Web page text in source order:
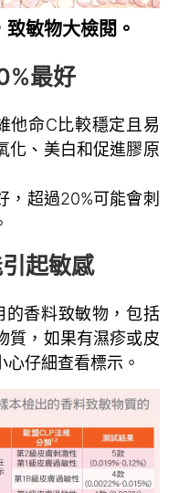
敏物大檢閱。
最好
他命C比較穩定且易
化、美白和促進膠原
，超過20%可能會刺
起敏感
的香料致敏物，包括
質，如果有濕疹或皮
仔細查看標示。